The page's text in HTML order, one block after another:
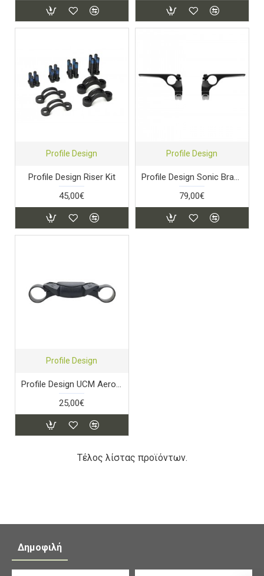
Profile Design
Profile Design Riser Kit
45,00€
Profile Design
Profile Design Sonic Bracket Kit
79,00€
Profile Design
Profile Design UCM Aerobridge
25,00€
Τέλος λίστας προϊόντων.
Δημοφιλή